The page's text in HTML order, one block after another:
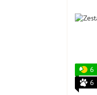
6
6